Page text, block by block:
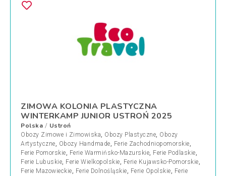
ZIMOWA KOLONIA PLASTYCZNA
WINTERKAMP JUNIOR USTROŃ 2025
Polska / Ustroń
Obozy Zimowe i Zimowiska, Obozy Plastyczne, Obozy
Artystyczne, Obozy Handmade, Ferie Zachodniopomorskie,
Ferie Pomorskie, Ferie Warmińsko-Mazurskie, Ferie Podlaskie,
Ferie Lubuskie, Ferie Wielkopolskie, Ferie Kujawsko-Pomorskie,
Ferie Mazowieckie, Ferie Dolnośląskie, Ferie Opolskie, Ferie